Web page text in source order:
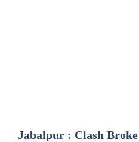
Jabalpur : Clash